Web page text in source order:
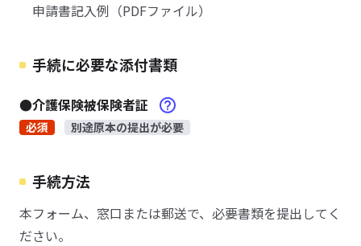
申請書記入例（PDFファイル）
手続に必要な添付書類
●介護保険被保険者証
必須 別途原本の提出が必要
手続方法
本フォーム、窓口または郵送で、必要書類を提出してく
ださい。